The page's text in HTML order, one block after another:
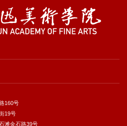
160号
19号
滩金石路39号